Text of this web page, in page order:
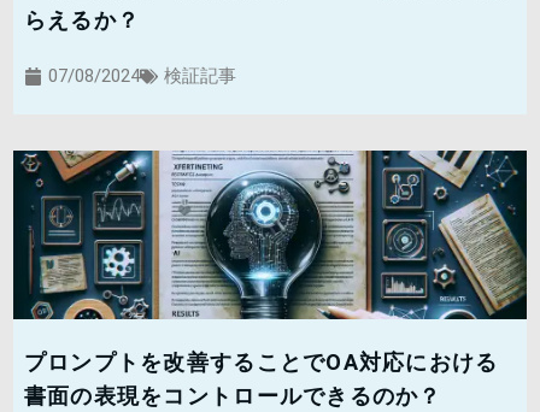
らえるか？
07/08/2024 検証記事
プロンプトを改善することでOA対応における
書面の表現をコントロールできるのか？